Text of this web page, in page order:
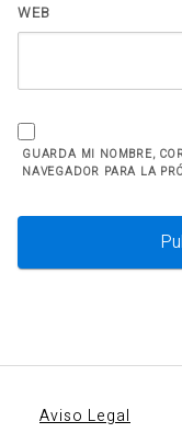
WEB
GUARDA MI NOMBRE,
NAVEGADOR PARA LA
Aviso Legal